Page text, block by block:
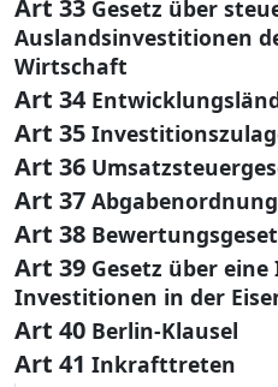
Art 33 Gesetz über
Auslandsinvestitionen
Wirtschaft
Art 34
Art 35
Art 36
Art 37 Abgabenordnung
Art 38
Art 39 Gesetz über
Investitionen in der
Art 40 Berlin-Klausel
Art 41 Inkrafttreten